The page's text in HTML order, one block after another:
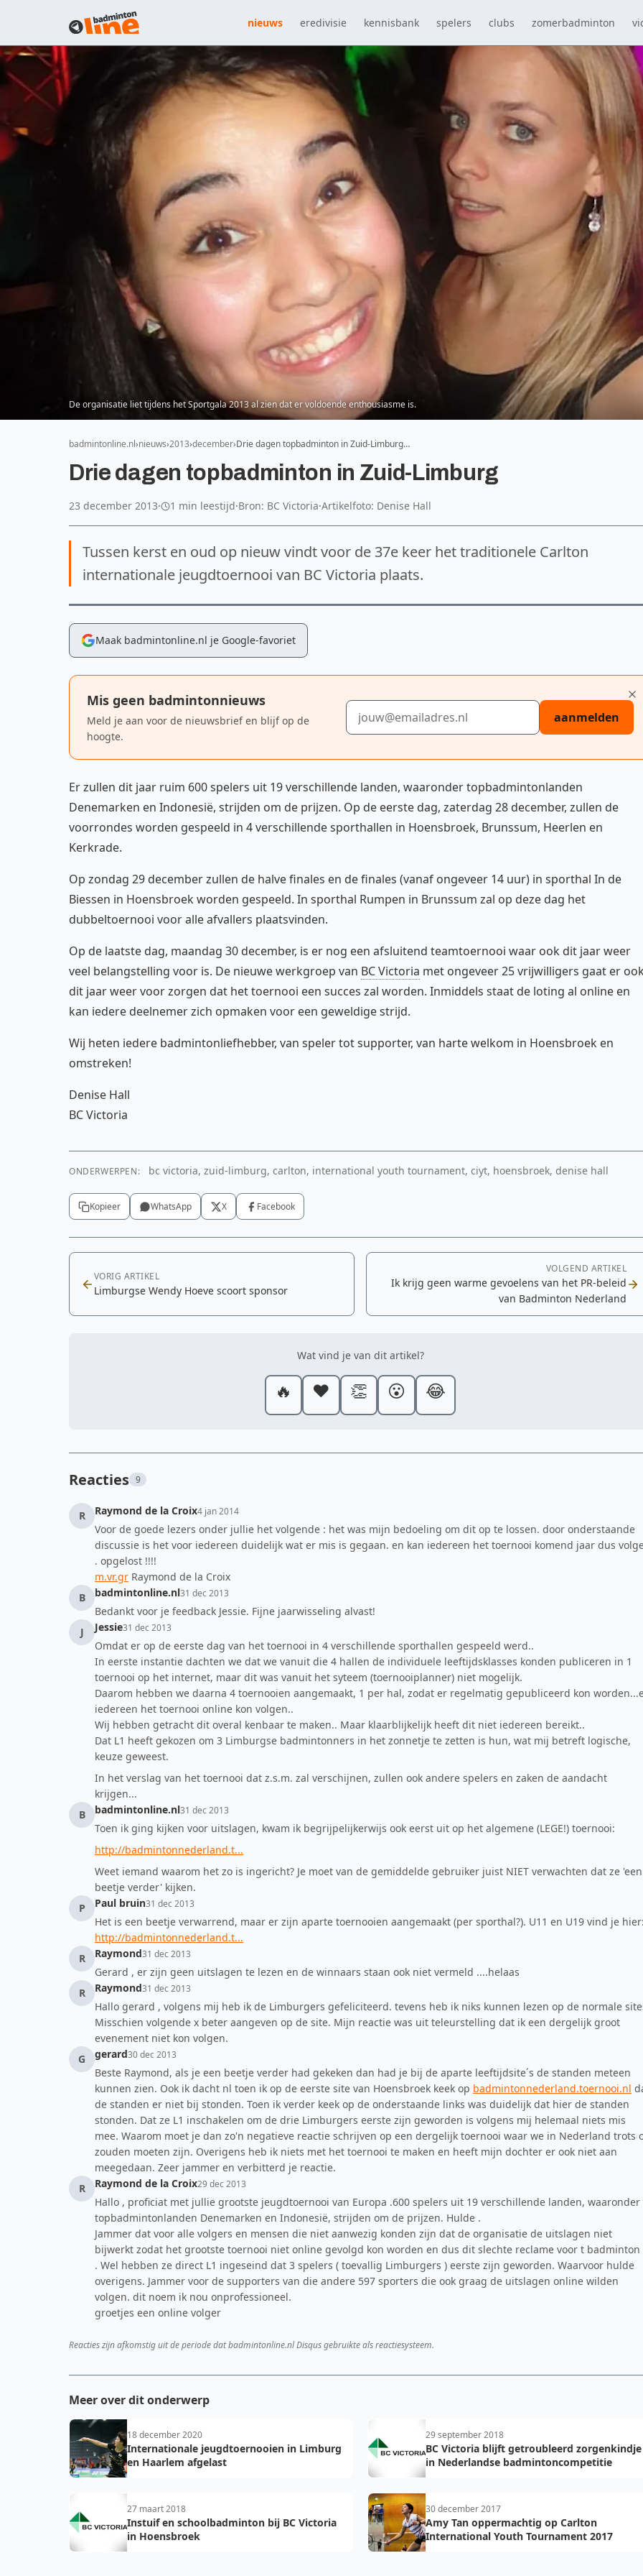
nieuws eredivisie kennisbank spelers clubs zomerbadminton
De organisatie liet tijdens het Sportgala 2013 al zien dat er voldoende enthousiasme is.
badmintonline.nl nieuws 2013 december Drie dagen topbadminton in Zuid-Limburg…
Drie dagen topbadminton in Zuid-Limburg
23 december 2013· 1 min leestijd·Bron: BC Victoria·Artikelfoto: Denise Hall
Tussen kerst en oud op nieuw vindt voor de 37e keer het traditionele Carlton
internationale jeugdtoernooi van BC Victoria plaats.
Maak badmintonline.nl je Google-favoriet
Mis geen badmintonnieuws
Meld je aan voor de nieuwsbrief en blijf op de
hoogte.
E-mailadres
aanmelden
Er zullen dit jaar ruim 600 spelers uit 19 verschillende landen, waaronder topbadmintonlanden
Denemarken en Indonesië, strijden om de prijzen. Op de eerste dag, zaterdag 28 december, zullen de
voorrondes worden gespeeld in 4 verschillende sporthallen in Hoensbroek, Brunssum, Heerlen en
Kerkrade.
Op zondag 29 december zullen de halve finales en de finales (vanaf ongeveer 14 uur) in sporthal In de
Biessen in Hoensbroek worden gespeeld. In sporthal Rumpen in Brunssum zal op deze dag het
dubbeltoernooi voor alle afvallers plaatsvinden.
Op de laatste dag, maandag 30 december, is er nog een afsluitend teamtoernooi waar ook dit jaar weer
veel belangstelling voor is. De nieuwe werkgroep van BC Victoria met ongeveer 25 vrijwilligers gaat er
dit jaar weer voor zorgen dat het toernooi een succes zal worden. Inmiddels staat de loting al online en
kan iedere deelnemer zich opmaken voor een geweldige strijd.
Wij heten iedere badmintonliefhebber, van speler tot supporter, van harte welkom in Hoensbroek en
omstreken!
Denise Hall
BC Victoria
ONDERWERPEN: bc victoria, zuid-limburg, carlton, international youth tournament, ciyt, hoensbroek, denise hall
Kopieer WhatsApp X Facebook
VORIG ARTIKEL
Limburgse Wendy Hoeve scoort sponsor
VOLGEND ARTIKEL
Ik krijg geen warme gevoelens van het PR-beleid
van Badminton Nederland
Wat vind je van dit artikel?
🔥 ❤️ 👏 😮 😂
Reacties 9
R Raymond de la Croix4 jan 2014
Voor de goede lezers onder jullie het volgende : het was mijn bedoeling om dit op te lossen. door onderstaande
discussie is het voor iedereen duidelijk wat er mis is gegaan. en kan iedereen het toernooi komend jaar dus
. opgelost !!!!
m.vr.gr Raymond de la Croix
B
badmintonline.nl31 dec 2013
Bedankt voor je feedback Jessie. Fijne jaarwisseling alvast!
J
Jessie31 dec 2013
Omdat er op de eerste dag van het toernooi in 4 verschillende sporthallen gespeeld werd..
In eerste instantie dachten we dat we vanuit die 4 hallen de individuele leeftijdsklasses konden publiceren in 1
toernooi op het internet, maar dit was vanuit het syteem (toernooiplanner) niet mogelijk.
Daarom hebben we daarna 4 toernooien aangemaakt, 1 per hal, zodat er regelmatig gepubliceerd kon
iedereen het toernooi online kon volgen..
Wij hebben getracht dit overal kenbaar te maken.. Maar klaarblijkelijk heeft dit niet iedereen bereikt..
Dat L1 heeft gekozen om 3 Limburgse badmintonners in het zonnetje te zetten is hun, wat mij betreft logische,
keuze geweest.
In het verslag van het toernooi dat z.s.m. zal verschijnen, zullen ook andere spelers en zaken de aandacht
krijgen...
B
badmintonline.nl31 dec 2013
Toen ik ging kijken voor uitslagen, kwam ik begrijpelijkerwijs ook eerst uit op het algemene (LEGE!) toernooi:
http://badmintonnederland.t...
Weet iemand waarom het zo is ingericht? Je moet van de gemiddelde gebruiker juist NIET verwachten dat ze 'een
beetje verder' kijken.
P
Paul bruin31 dec 2013
Het is een beetje verwarrend, maar er zijn aparte toernooien aangemaakt (per sporthal?). U11 en U19 vind je
http://badmintonnederland.t...
R
Raymond31 dec 2013
Gerard , er zijn geen uitslagen te lezen en de winnaars staan ook niet vermeld ....helaas
R
Raymond31 dec 2013
Hallo gerard , volgens mij heb ik de Limburgers gefeliciteerd. tevens heb ik niks kunnen lezen op de normale
Misschien volgende x beter aangeven op de site. Mijn reactie was uit teleurstelling dat ik een dergelijk groot
evenement niet kon volgen.
G
gerard30 dec 2013
Beste Raymond, als je een beetje verder had gekeken dan had je bij de aparte leeftijdsite´s de standen meteen
kunnen zien. Ook ik dacht nl toen ik op de eerste site van Hoensbroek keek op badmintonnederland.toernooi.nl
de standen er niet bij stonden. Toen ik verder keek op de onderstaande links was duidelijk dat hier de standen
stonden. Dat ze L1 inschakelen om de drie Limburgers eerste zijn geworden is volgens mij helemaal niets mis
mee. Waarom moet je dan zo'n negatieve reactie schrijven op een dergelijk toernooi waar we in Nederland trots
zouden moeten zijn. Overigens heb ik niets met het toernooi te maken en heeft mijn dochter er ook niet aan
meegedaan. Zeer jammer en verbitterd je reactie.
R
Raymond de la Croix29 dec 2013
Hallo , proficiat met jullie grootste jeugdtoernooi van Europa .600 spelers uit 19 verschillende landen, waaronder
topbadmintonlanden Denemarken en Indonesië, strijden om de prijzen. Hulde .
Jammer dat voor alle volgers en mensen die niet aanwezig konden zijn dat de organisatie de uitslagen niet
bijwerkt zodat het grootste toernooi niet online gevolgd kon worden en dus dit slechte reclame voor t badminton
. Wel hebben ze direct L1 ingeseind dat 3 spelers ( toevallig Limburgers ) eerste zijn geworden. Waarvoor hulde
overigens. Jammer voor de supporters van die andere 597 sporters die ook graag de uitslagen online wilden
volgen. dit noem ik nou onprofessioneel.
groetjes een online volger
Reacties zijn afkomstig uit de periode dat badmintonline.nl Disqus gebruikte als reactiesysteem.
Meer over dit onderwerp
18 december 2020
Internationale jeugdtoernooien in Limburg
en Haarlem afgelast
29 september 2018
BC Victoria blijft getroubleerd zorgenkindje
in Nederlandse badmintoncompetitie
27 maart 2018
Instuif en schoolbadminton bij BC Victoria
in Hoensbroek
30 december 2017
Amy Tan oppermachtig op Carlton
International Youth Tournament 2017